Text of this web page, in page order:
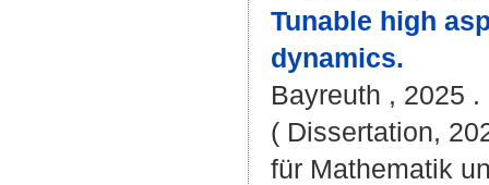
Tunable high
dynamics.
Bayreuth , 2025 .
( Dissertation,
für Mathematik